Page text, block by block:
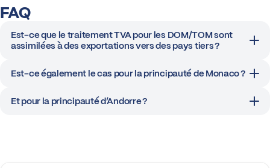
Boîte à outils
FAQ
Est-ce que le traitement TVA pour les DOM/TOM sont
assimilées à des exportations vers des pays tiers ?
Est-ce également le cas pour la principauté de Monaco ?
Et pour la principauté d’Andorre ?